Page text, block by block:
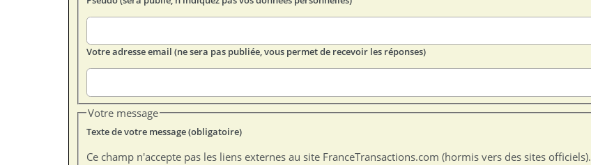
Votre adresse email (ne sera pas publiée, vous permet de recevoir les réponses)
Votre message
Texte de votre message (obligatoire)
Ce champ n'accepte pas les liens externes au site FranceTransactions.com (hormis vers des sites officiels).